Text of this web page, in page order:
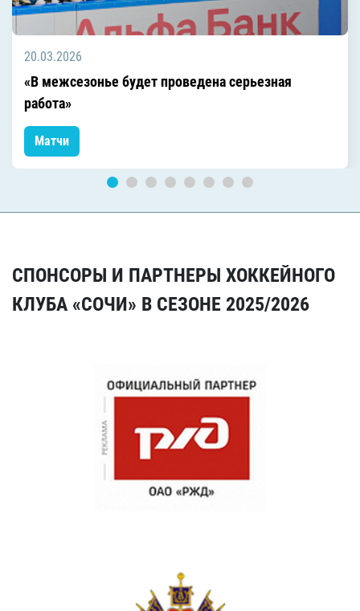
20.03.2026
«В межсезонье будет проведена серьезная
работа»
Матчи
СПОНСОРЫ И ПАРТНЕРЫ ХОККЕЙНОГО
КЛУБА «СОЧИ» В СЕЗОНЕ 2025/2026